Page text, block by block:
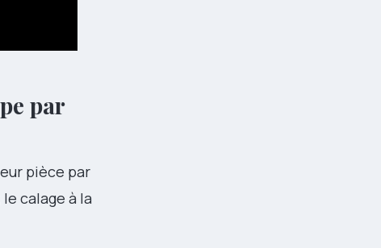
par
pièce par
calage à la